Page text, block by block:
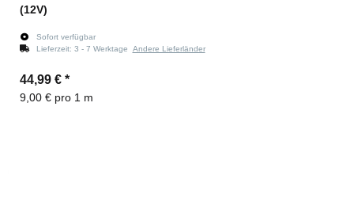
(12V)
Sofort verfügbar
Lieferzeit: 3 - 7 Werktage Andere Lieferländer
44,99 € *
9,00 € pro 1 m